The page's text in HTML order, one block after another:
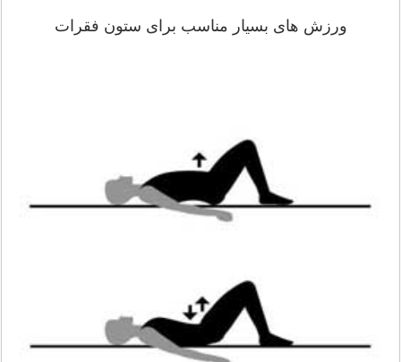
ورزش های بسیار مناسب برای ستون فقرات